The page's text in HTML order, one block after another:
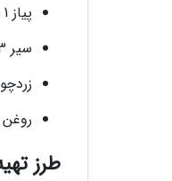
پیاز 1 عدد بزرگ
سیر 3 حبه
روغن
طرز